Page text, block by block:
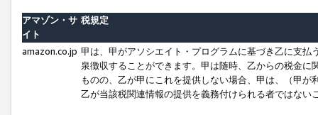
アマゾン・サ
イト
税規定
amazon.co.jp 甲は、甲がアソシエイト・プログラムに基づき乙に支
泉徴収することができます。甲は随時、乙からの税金
ものの、乙が甲にこれを提供しない場合、甲は、（甲
乙が当該税関連情報の提供を義務付けられる者ではな